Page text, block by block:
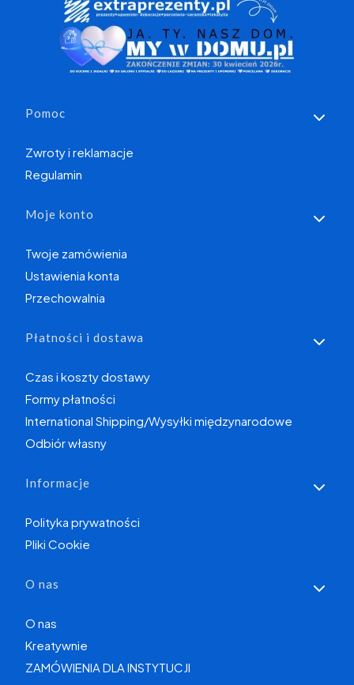
Linki w stopce
Pomoc
Zwroty i reklamacje
Regulamin
Moje konto
Twoje zamówienia
Ustawienia konta
Przechowalnia
Płatności i dostawa
Czas i koszty dostawy
Formy płatności
International Shipping/Wysyłki międzynarodowe
Odbiór własny
Informacje
Polityka prywatności
Pliki Cookie
O nas
O nas
Kreatywnie
ZAMÓWIENIA DLA INSTYTUCJI